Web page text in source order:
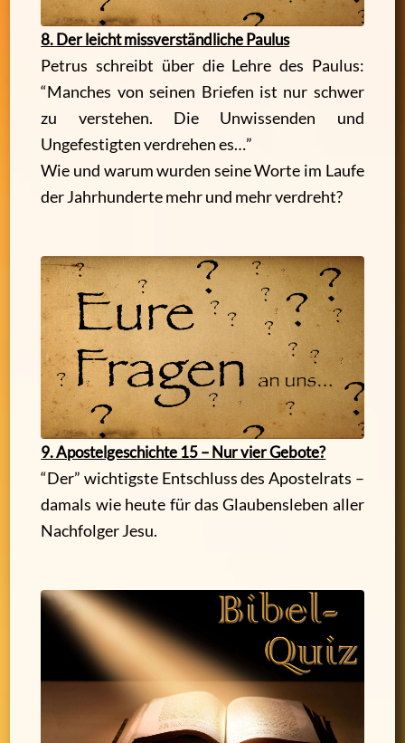
8. Der leicht missverständliche Paulus
Petrus schreibt über die Lehre des Paulus:
“Manches von seinen Briefen ist nur schwer
zu verstehen. Die Unwissenden und
Ungefestigten verdrehen es…”
Wie und warum wurden seine Worte im Laufe
der Jahrhunderte mehr und mehr verdreht?
9. Apostelgeschichte 15 – Nur vier Gebote?
“Der” wichtigste Entschluss des Apostelrats –
damals wie heute für das Glaubensleben aller
Nachfolger Jesu.